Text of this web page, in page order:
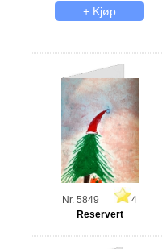
Nr. 5849
4
Reservert